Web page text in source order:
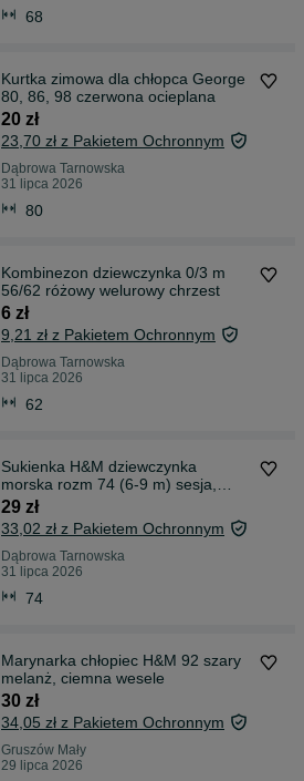
68
Kurtka zimowa dla chłopca George
80, 86, 98 czerwona ocieplana
20 zł
23,70 zł z Pakietem Ochronnym
Dąbrowa Tarnowska
31 lipca 2026
80
Kombinezon dziewczynka 0/3 m
56/62 różowy welurowy chrzest
6 zł
9,21 zł z Pakietem Ochronnym
Dąbrowa Tarnowska
31 lipca 2026
62
Sukienka H&M dziewczynka
morska rozm 74 (6-9 m) sesja,
święta, tiul
29 zł
33,02 zł z Pakietem Ochronnym
Dąbrowa Tarnowska
31 lipca 2026
74
Marynarka chłopiec H&M 92 szary
melanż, ciemna wesele
30 zł
34,05 zł z Pakietem Ochronnym
Gruszów Mały
29 lipca 2026